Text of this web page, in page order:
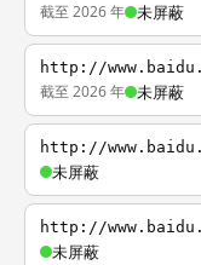
截至 2026 年 未屏蔽
http://
截至 2026 年 未屏蔽
http://
未屏蔽
http://
未屏蔽